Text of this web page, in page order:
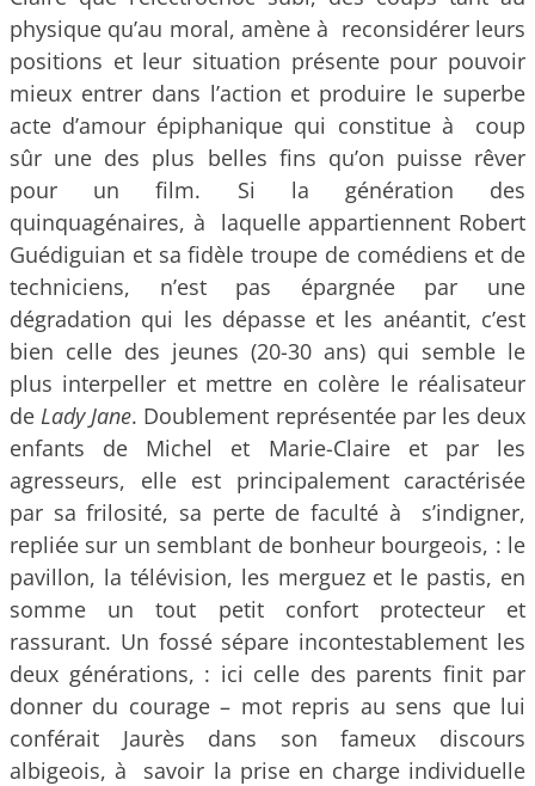
physique qu’au moral, amène à reconsidérer leurs
positions et leur situation présente pour pouvoir
mieux entrer dans l’action et produire le superbe
acte d’amour épiphanique qui constitue à coup
sûr une des plus belles fins qu’on puisse rêver
pour un film. Si la génération des
quinquagénaires, à laquelle appartiennent Robert
Guédiguian et sa fidèle troupe de comédiens et de
techniciens, n’est pas épargnée par une
dégradation qui les dépasse et les anéantit, c’est
bien celle des jeunes (20-30 ans) qui semble le
plus interpeller et mettre en colère le réalisateur
de Lady Jane. Doublement représentée par les deux
enfants de Michel et Marie-Claire et par les
agresseurs, elle est principalement caractérisée
par sa frilosité, sa perte de faculté à s’indigner,
repliée sur un semblant de bonheur bourgeois, : le
pavillon, la télévision, les merguez et le pastis, en
somme un tout petit confort protecteur et
rassurant. Un fossé sépare incontestablement les
deux générations, : ici celle des parents finit par
donner du courage – mot repris au sens que lui
conférait Jaurès dans son fameux discours
albigeois, à savoir la prise en charge individuelle